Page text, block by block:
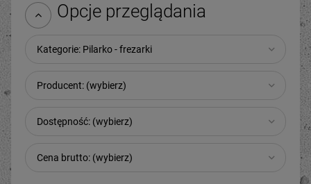
Opcje przeglądania
Kategorie: Pilarko - frezarki
Producent: (wybierz)
Dostępność: (wybierz)
Cena brutto: (wybierz)